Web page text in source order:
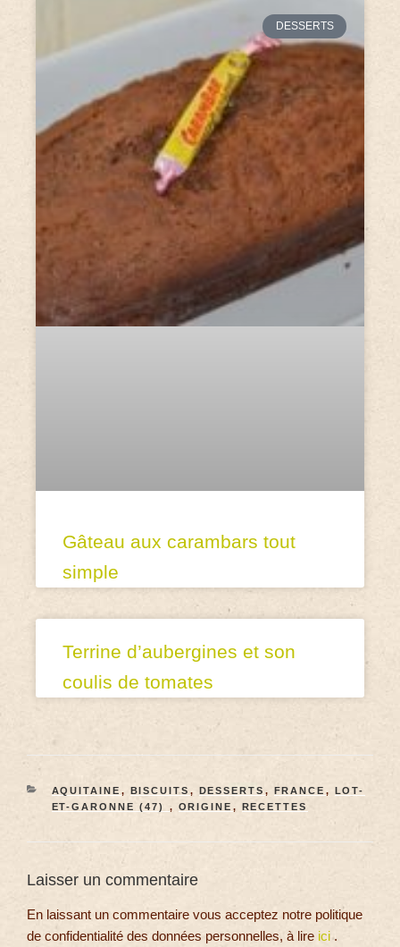
DESSERTS
Gâteau aux carambars tout
simple
Terrine d’aubergines et son
coulis de tomates
AQUITAINE , BISCUITS , DESSERTS , FRANCE ,
LOT-
ET-GARONNE (47) , ORIGINE , RECETTES
Laisser un commentaire
En laissant un commentaire vous acceptez notre politique
de confidentialité des données personnelles, à lire ici.